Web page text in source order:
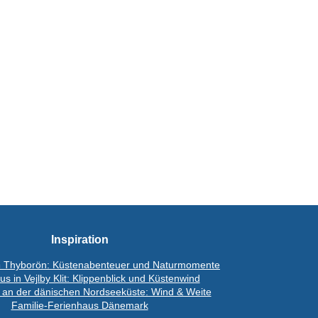
Inspiration
Thyborön: Küstenabenteuer und Naturmomente
in Vejlby Klit: Klippenblick und Küstenwind
der dänischen Nordseeküste: Wind & Weite
Familie-Ferienhaus Dänemark